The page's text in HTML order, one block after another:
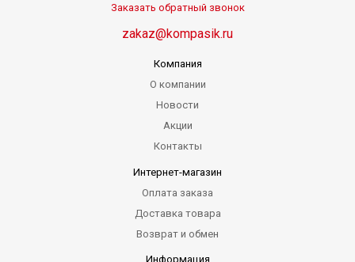
Заказать обратный звонок
zakaz@kompasik.ru
Компания
О компании
Новости
Акции
Контакты
Интернет-магазин
Оплата заказа
Доставка товара
Возврат и обмен
Информация